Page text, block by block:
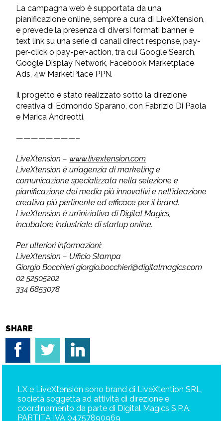
La campagna web è supportata da una
pianificazione online, sempre a cura di LiveXtension,
e prevede la presenza di diversi formati banner e
text link su una serie di canali direct response, pay-
per-click o pay-per-action, tra cui Google Search,
Google Display Network, Facebook Marketplace
Ads, 4w MarketPlace PPN.
Il progetto è stato realizzato sotto la direzione
creativa di Edmondo Sparano, con Fabrizio Di Paola
e Marica Andreotti.
————————–
LiveXtension – www.livextension.com
LiveXtension è un’agenzia di marketing e
comunicazione specializzata nella selezione e
pianificazione dei media più innovativi e nell’ideazione
creativa più pertinente ed efficace per il brand.
LiveXtension è un’iniziativa diDigital Magics,
incubatore industriale di startup online.
Per ulteriori informazioni:
LiveXtension – Ufficio Stampa
Giorgio Bocchieri giorgio.bocchieri@digitalmagics.com
02 52505202
334 6853078
SHARE
LX e LiveXtension sono brand di LiveXtention SRL,
società soggetta ad attività di direzione e
coordinamento da parte di Digital Magics S.P.A.
PARTITA IVA 04757890969